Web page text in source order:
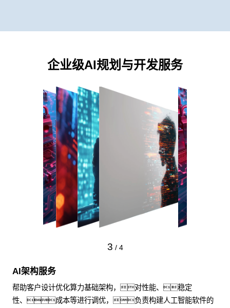
企业级AI规划与开发服务
3 / 4
AI架构服务
帮助客户设计优化算力基础架构，对性能、稳定
性、成本等进行调优，负责构建人工智能软件的